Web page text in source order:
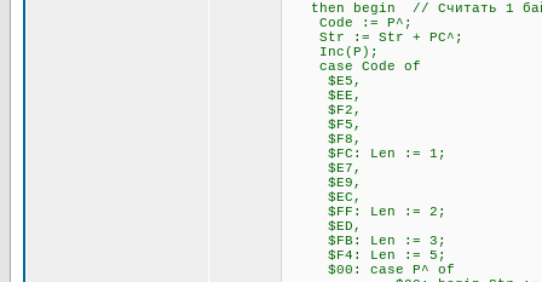
then begin // Считать 1
Code := P^;
Str := Str + PC^;
Inc(P);
case Code of
$E5,
$EE,
$F2,
$F5,
$F8,
$FC: Len := 1;
$E7,
$E9,
$EC,
$FF: Len := 2;
$ED,
$FB: Len := 3;
$F4: Len := 5;
$00: case P^ of